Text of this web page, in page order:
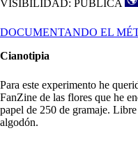
VISIBILIDAD: PÚBLICA
DOCUMENTANDO EL
Cianotipia
Para este experimento he
FanZine de las flores que he
papel de 250 de gramaje.
algodón.